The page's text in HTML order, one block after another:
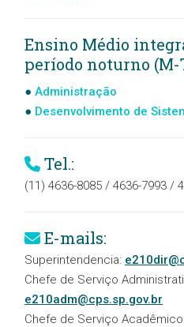
Ensino Médio
período noturno (M-
Administração
Desenvolvimento de
Tel.:
(11) 4636-8085 / 4636-7993 /
E-mails:
Superintendencia:
Chefe de Serviço
e210adm@cps.sp.gov.br
Chefe de Serviço Acadêmico: